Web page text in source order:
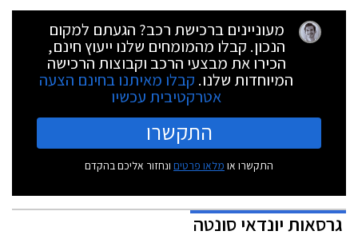
מעוניינים ברכישת רכב? הגעתם למקום
הנכון. קבלו מהמומחים שלנו ייעוץ חינם,
הכירו את מבצעי הרכב וקבוצות הרכישה
המיוחדות שלנו. קבלו מאיתנו בחינם הצעה
אטרקטיבית עכשיו
התקשרו
התקשרו או מלאו פרטים ונחזור אליכם בהקדם
גרסאותיונדאי סונטה